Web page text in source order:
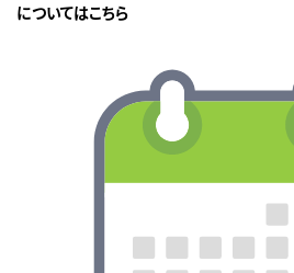
についてはこちら